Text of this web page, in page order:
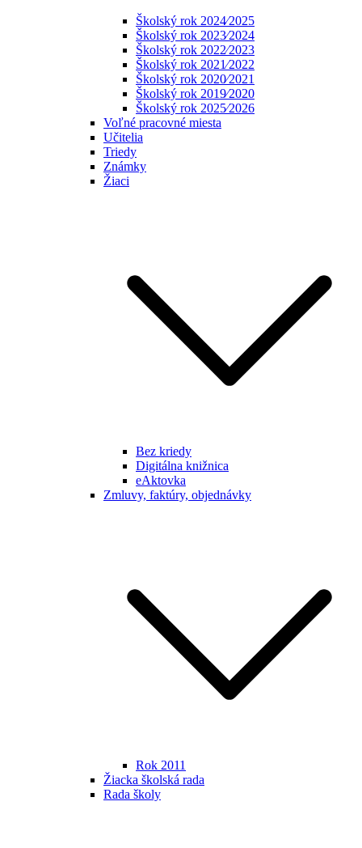
Školský rok 2024⁄2025
Školský rok 2023⁄2024
Školský rok 2022⁄2023
Školský rok 2021⁄2022
Školský rok 2020⁄2021
Školský rok 2019⁄2020
Školský rok 2025⁄2026
Voľné pracovné miesta
Učitelia
Triedy
Známky
Žiaci
Bez kriedy
Digitálna knižnica
eAktovka
Zmluvy, faktúry, objednávky
Rok 2011
Žiacka školská rada
Rada školy